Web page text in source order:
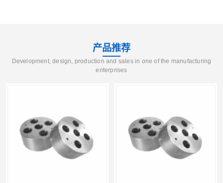
产品推荐
Development, design, production and sales in one of the manufacturing
enterprises